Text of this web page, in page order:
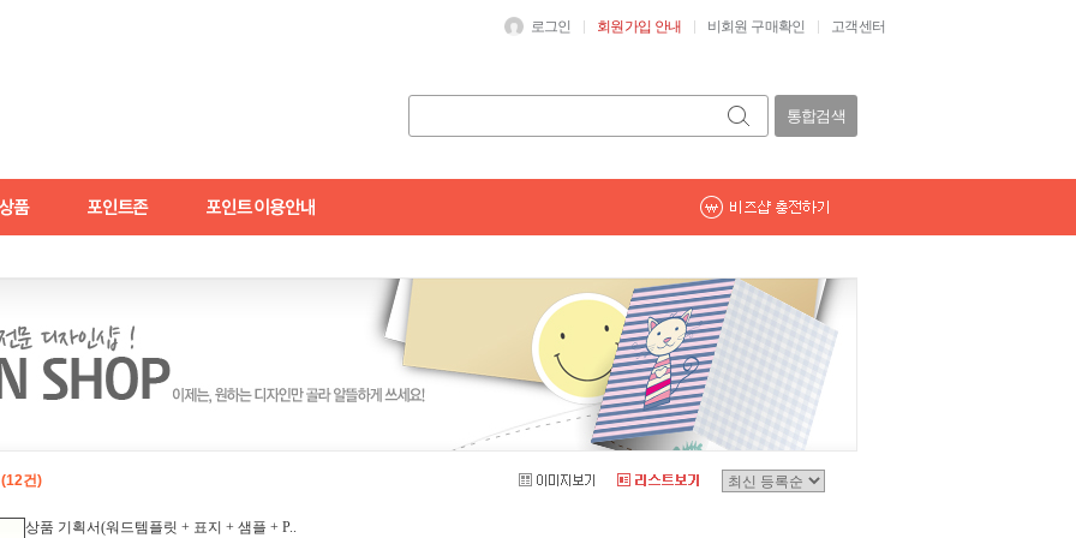
로그인 회원가입 안내 비회원 구매확인 고객센터
통합검색
(12건)
상품 기획서(워드템플릿 + 표지 + 샘플 + P..